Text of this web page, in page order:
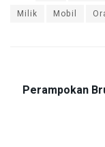
Milik
Mobil
Perampokan